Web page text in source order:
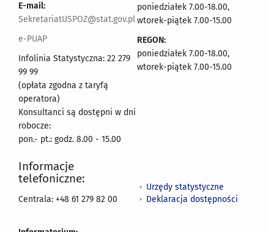
E-mail:
SekretariatUSPOZ@stat.gov.pl
e-PUAP
Infolinia Statystyczna: 22 279
99 99
(opłata zgodna z taryfą
operatora)
Konsultanci są dostępni w dni
robocze:
pon.- pt.: godz. 8.00 - 15.00
poniedziałek 7.00-18.00,
wtorek-piątek 7.00-15.00
REGON:
poniedziałek 7.00-18.00,
wtorek-piątek 7.00-15.00
Informacje
telefoniczne:
Centrala: +48 61 279 82 00
Urzędy statystyczne
Deklaracja dostępności